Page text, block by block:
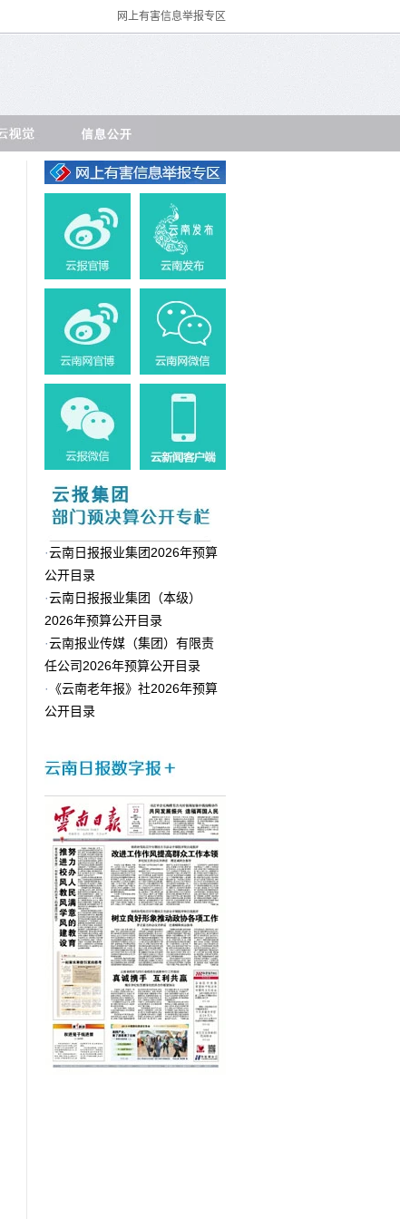
网上有害信息举报专区
·云南日报报业集团2026年预算
公开目录
·云南日报报业集团（本级）
2026年预算公开目录
·云南报业传媒（集团）有限责
任公司2026年预算公开目录
· 《云南老年报》社2026年预算
公开目录